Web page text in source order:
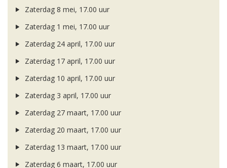
Zaterdag 8 mei, 17.00 uur
Zaterdag 1 mei, 17.00 uur
Zaterdag 24 april, 17.00 uur
Zaterdag 17 april, 17.00 uur
Zaterdag 10 april, 17.00 uur
Zaterdag 3 april, 17.00 uur
Zaterdag 27 maart, 17.00 uur
Zaterdag 20 maart, 17.00 uur
Zaterdag 13 maart, 17.00 uur
Zaterdag 6 maart, 17.00 uur